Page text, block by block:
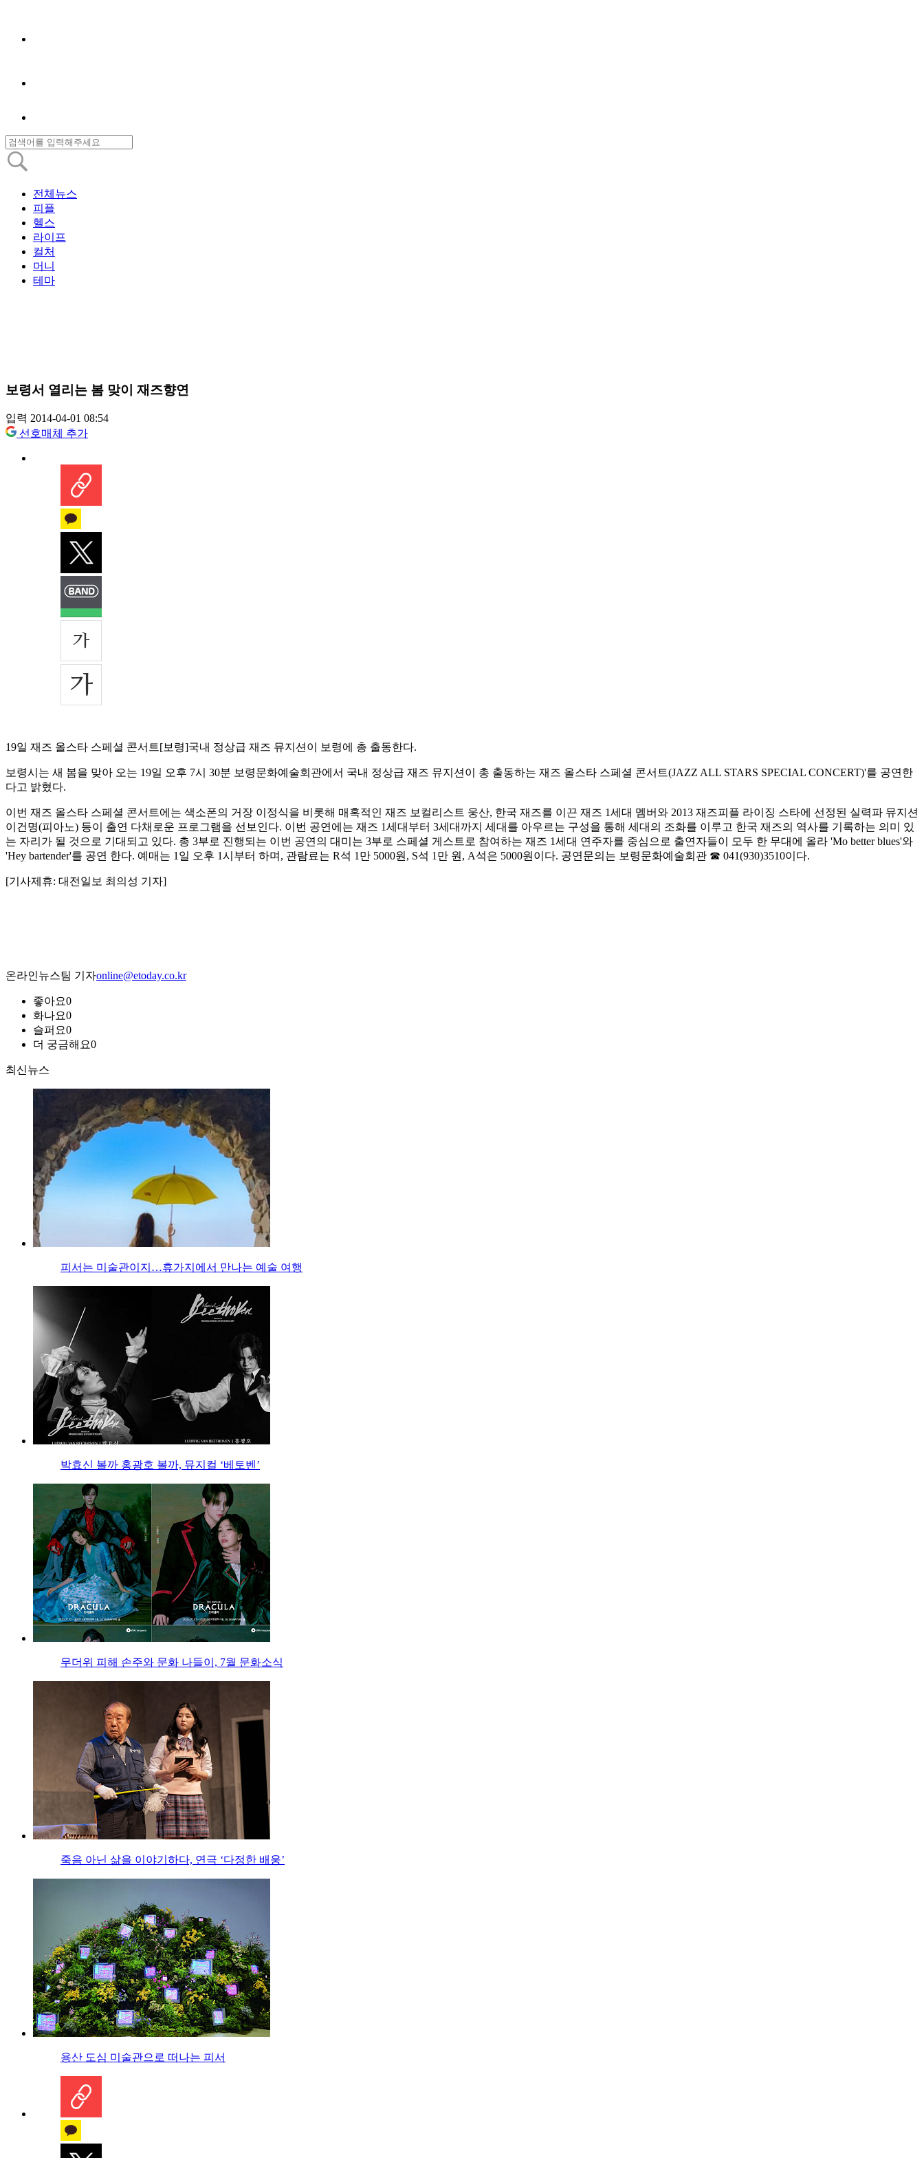
전체뉴스
피플
헬스
라이프
컬처
머니
테마
보령서 열리는 봄 맞이 재즈향연
입력 2014-04-01 08:54
선호매체 추가
19일 재즈 올스타 스페셜 콘서트[보령]국내 정상급 재즈 뮤지션이 보령에 총 출동한다.
보령시는 새 봄을 맞아 오는 19일 오후 7시 30분 보령문화예술회관에서 국내 정상급 재즈 뮤지션이 총 출동하는 재즈 올스타 스페셜 콘서트(JAZZ ALL STARS SPECIAL CONCERT)'를 공연한
다고 밝혔다.
이번 재즈 올스타 스페셜 콘서트에는 색소폰의 거장 이정식을 비롯해 매혹적인 재즈 보컬리스트 웅산, 한국 재즈를 이끈 재즈 1세대 멤버와 2013 재즈피플 라이징 스타에 선정된 실력파 뮤지션
이건명(피아노) 등이 출연 다채로운 프로그램을 선보인다. 이번 공연에는 재즈 1세대부터 3세대까지 세대를 아우르는 구성을 통해 세대의 조화를 이루고 한국 재즈의 역사를 기록하는 의미 있
는 자리가 될 것으로 기대되고 있다. 총 3부로 진행되는 이번 공연의 대미는 3부로 스페셜 게스트로 참여하는 재즈 1세대 연주자를 중심으로 출연자들이 모두 한 무대에 올라 'Mo better blues'와
'Hey bartender'를 공연 한다. 예매는 1일 오후 1시부터 하며, 관람료는 R석 1만 5000원, S석 1만 원, A석은 5000원이다. 공연문의는 보령문화예술회관 ☎ 041(930)3510이다.
[기사제휴: 대전일보 최의성 기자]
온라인뉴스팀 기자online@etoday.co.kr
좋아요0
화나요0
슬퍼요0
더 궁금해요0
최신뉴스
피서는 미술관이지…휴가지에서 만나는 예술 여행
박효신 볼까 홍광호 볼까, 뮤지컬 ‘베토벤’
무더위 피해 손주와 문화 나들이, 7월 문화소식
죽음 아닌 삶을 이야기하다, 연극 ‘다정한 배웅’
용산 도심 미술관으로 떠나는 피서